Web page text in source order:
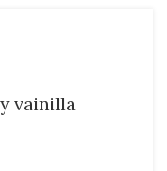
vainilla